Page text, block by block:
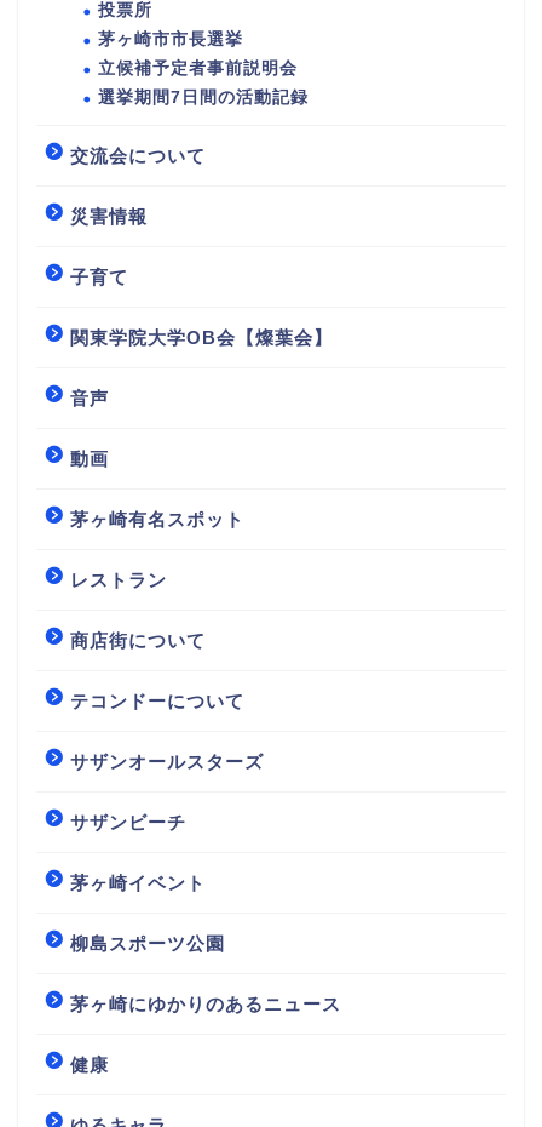
投票所
茅ヶ崎市市長選挙
立候補予定者事前説明会
選挙期間7日間の活動記録
交流会について
災害情報
子育て
関東学院大学OB会【燦葉会】
音声
動画
茅ヶ崎有名スポット
レストラン
商店街について
テコンドーについて
サザンオールスターズ
サザンビーチ
茅ヶ崎イベント
柳島スポーツ公園
茅ヶ崎にゆかりのあるニュース
健康